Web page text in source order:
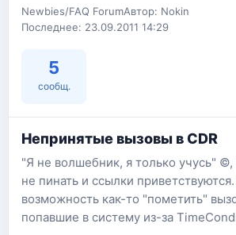
Newbies/FAQ ForumАвтор: Nokin
Последнее: 23.09.2011 14:29
5
сообщ.
Непринятые вызовы в CDR
"Я не волшебник, я только учусь"
не пинать и ссылки
возможность как-то "пометить"
попавшие в систему из-за